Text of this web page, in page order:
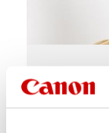
Thomas